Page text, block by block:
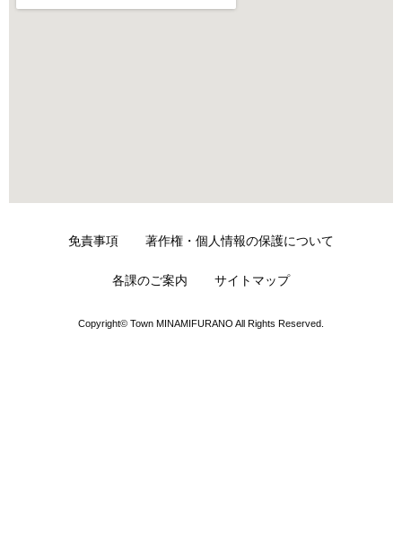
免責事項 著作権・個人情報の保護について
各課のご案内 サイトマップ
Copyright© Town MINAMIFURANO All Rights Reserved.